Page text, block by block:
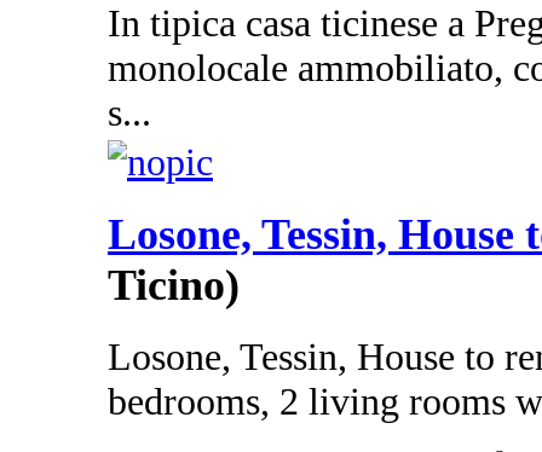
In tipica casa ticinese a
monolocale ammobiliato,
s...
Losone, Tessin, House
Ticino)
Losone, Tessin, House to
bedrooms, 2 living rooms